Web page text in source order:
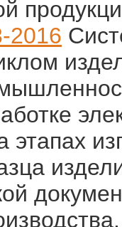
2016
этапах